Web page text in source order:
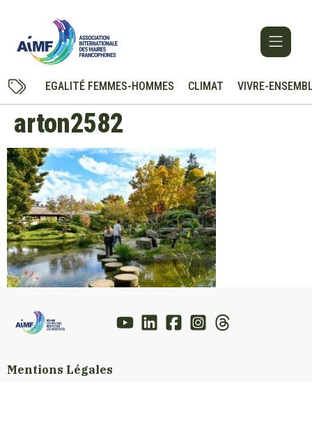
EGALITÉ FEMMES-HOMMES CLIMAT VIVRE-
arton2582
Mentions Légales